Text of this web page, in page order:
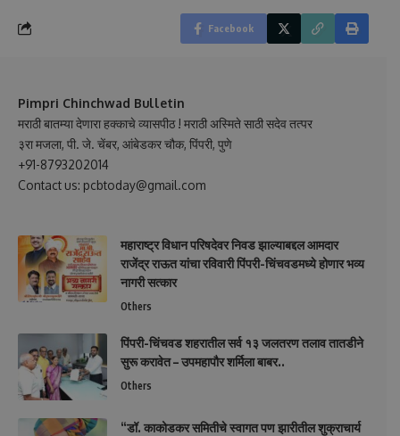
Facebook
Pimpri Chinchwad Bulletin
मराठी बातम्या देणारा हक्काचे व्यासपीठ ! मराठी अस्मिते साठी सदेव तत्पर
३रा मजला, पी. जे. चेंबर, आंबेडकर चौक, पिंपरी, पुणे
+91-8793202014
Contact us: pcbtoday@gmail.com
महाराष्ट्र विधान परिषदेवर निवड झाल्याबद्दल आमदार
राजेंद्र राऊत यांचा रविवारी पिंपरी-चिंचवडमध्ये होणार भव्य
नागरी सत्कार
Others
पिंपरी-चिंचवड शहरातील सर्व १३ जलतरण तलाव तातडीने
सुरू करावेत – उपमहापौर शर्मिला बाबर..
Others
“डॉ. काकोडकर समितीचे स्वागत पण झारीतील शुक्राचार्य